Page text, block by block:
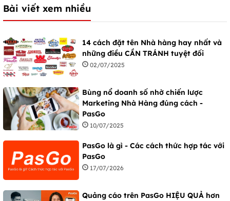
Bài viết xem nhiều
14 cách đặt tên Nhà hàng hay nhất và
những điều CẦN TRÁNH tuyệt đối
02/07/2025
Bùng nổ doanh số nhờ chiến lược
Marketing Nhà Hàng đúng cách -
PasGo
10/07/2025
PasGo là gì - Các cách thức hợp tác với
PasGo
17/07/2026
Quảng cáo trên PasGo HIỆU QUẢ hơn